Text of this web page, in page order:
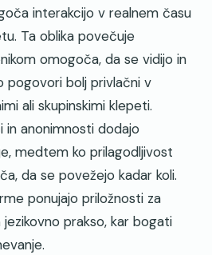
interakcijo v realnem času
Ta oblika povečuje
omogoča, da se vidijo in
pogovori bolj privlačni v
ali skupinskimi klepeti.
in anonimnosti dodajo
medtem ko prilagodljivost
da se povežejo kadar koli.
ponujajo priložnosti za
prakso, kar bogati